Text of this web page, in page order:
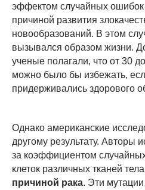
эффектом случайных ошибок
причиной развития
новообразований. В этом
вызывался образом жизни.
ученые полагали, что от 30
можно было бы избежать,
придерживались здорового
Однако американские
другому результату. Авторы
за коэффициентом
клеток различных тканей
причиной рака. Эти